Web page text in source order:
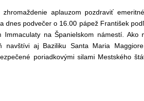
aplauzom pozdraviť
dnes podvečer o 16.00 pápež František
na Španielskom námestí. Ako
navštívi aj Baziliku Santa Maria
poriadkovými silami Mestského